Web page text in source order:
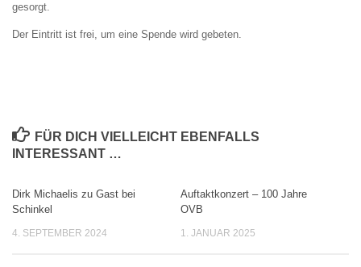
gesorgt.
Der Eintritt ist frei, um eine Spende wird gebeten.
FÜR DICH VIELLEICHT EBENFALLS
INTERESSANT …
Dirk Michaelis zu Gast bei
Schinkel
4. SEPTEMBER 2024
Auftaktkonzert – 100 Jahre
OVB
1. JANUAR 2025